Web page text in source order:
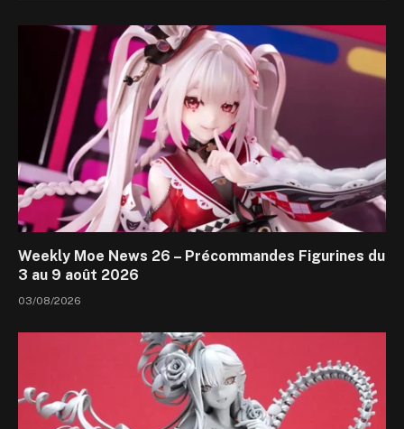
Weekly Moe News 26 – Précommandes Figurines du
3 au 9 août 2026
03/08/2026